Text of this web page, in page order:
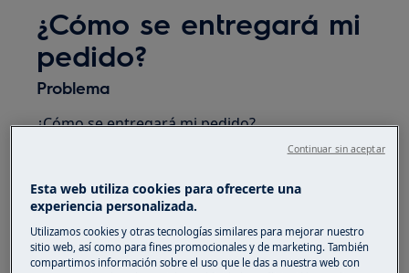
¿Cómo se entregará mi
pedido?
Problema
¿Cómo se entregará mi pedido?
Si has comprado un electrodoméstico, la
empresa de transporte se pondrá en contacto
contigo cuando tu artículo esté listo para ser
Esta web utiliza cookies para ofrecerte una
experiencia personalizada.
Utilizamos cookies y otras tecnologías similares para mejorar nuestro
sitio web, así como para fines promocionales y de marketing. También
compartimos información sobre el uso que le das a nuestra web con
Continuar sin aceptar